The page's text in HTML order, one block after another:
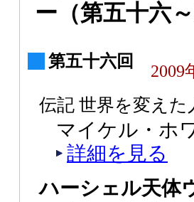
ー（第五十六～
第五十六回
2009
伝記 世界を変えた
マイケル・ホ
詳細を見る
ハーシェル天体